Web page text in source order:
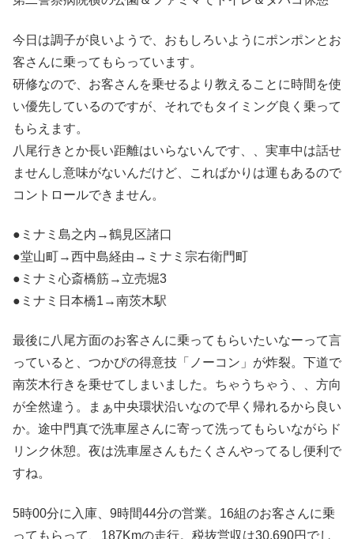
今日は調子が良いようで、おもしろいようにポンポンとお
客さんに乗ってもらっています。
研修なので、お客さんを乗せるより教えることに時間を使
い優先しているのですが、それでもタイミング良く乗って
もらえます。
八尾行きとか長い距離はいらないんです、、実車中は話せ
ませんし意味がないんだけど、こればかりは運もあるので
コントロールできません。
●ミナミ島之内→鶴見区諸口
●堂山町→西中島経由→ミナミ宗右衛門町
●ミナミ心斎橋筋→立売堀3
●ミナミ日本橋1→南茨木駅
最後に八尾方面のお客さんに乗ってもらいたいなーって言
っていると、つかぴの得意技「ノーコン」が炸裂。下道で
南茨木行きを乗せてしまいました。ちゃうちゃう、、方向
が全然違う。まぁ中央環状沿いなので早く帰れるから良い
か。途中門真で洗車屋さんに寄って洗ってもらいながらド
リンク休憩。夜は洗車屋さんもたくさんやってるし便利で
すね。
5時00分に入庫、9時間44分の営業。16組のお客さんに乗
ってもらって、187Kmの走行。税抜営収は30,690円でし